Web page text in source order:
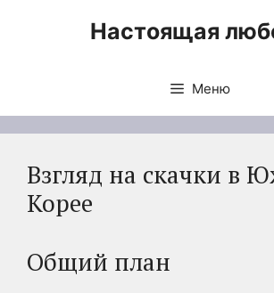
Настоящая
Меню
Взгляд на скачки в
Корее
Общий план